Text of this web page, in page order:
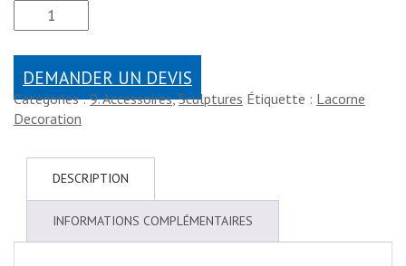
DEMANDER UN DEVIS
Catégories :9. Accessoires,Sculptures Étiquette : Lacorne
Decoration
DESCRIPTION
INFORMATIONS COMPLÉMENTAIRES